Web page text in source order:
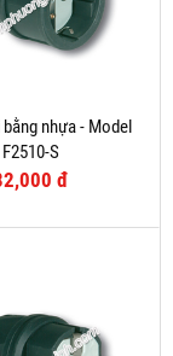
nhựa - Model
F2510-S
đ